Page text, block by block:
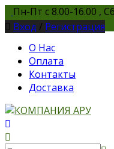
Пн-Пт с 8.00-16.00 ,
Вход / Регистрация
О Нас
Оплата
Контакты
Доставка